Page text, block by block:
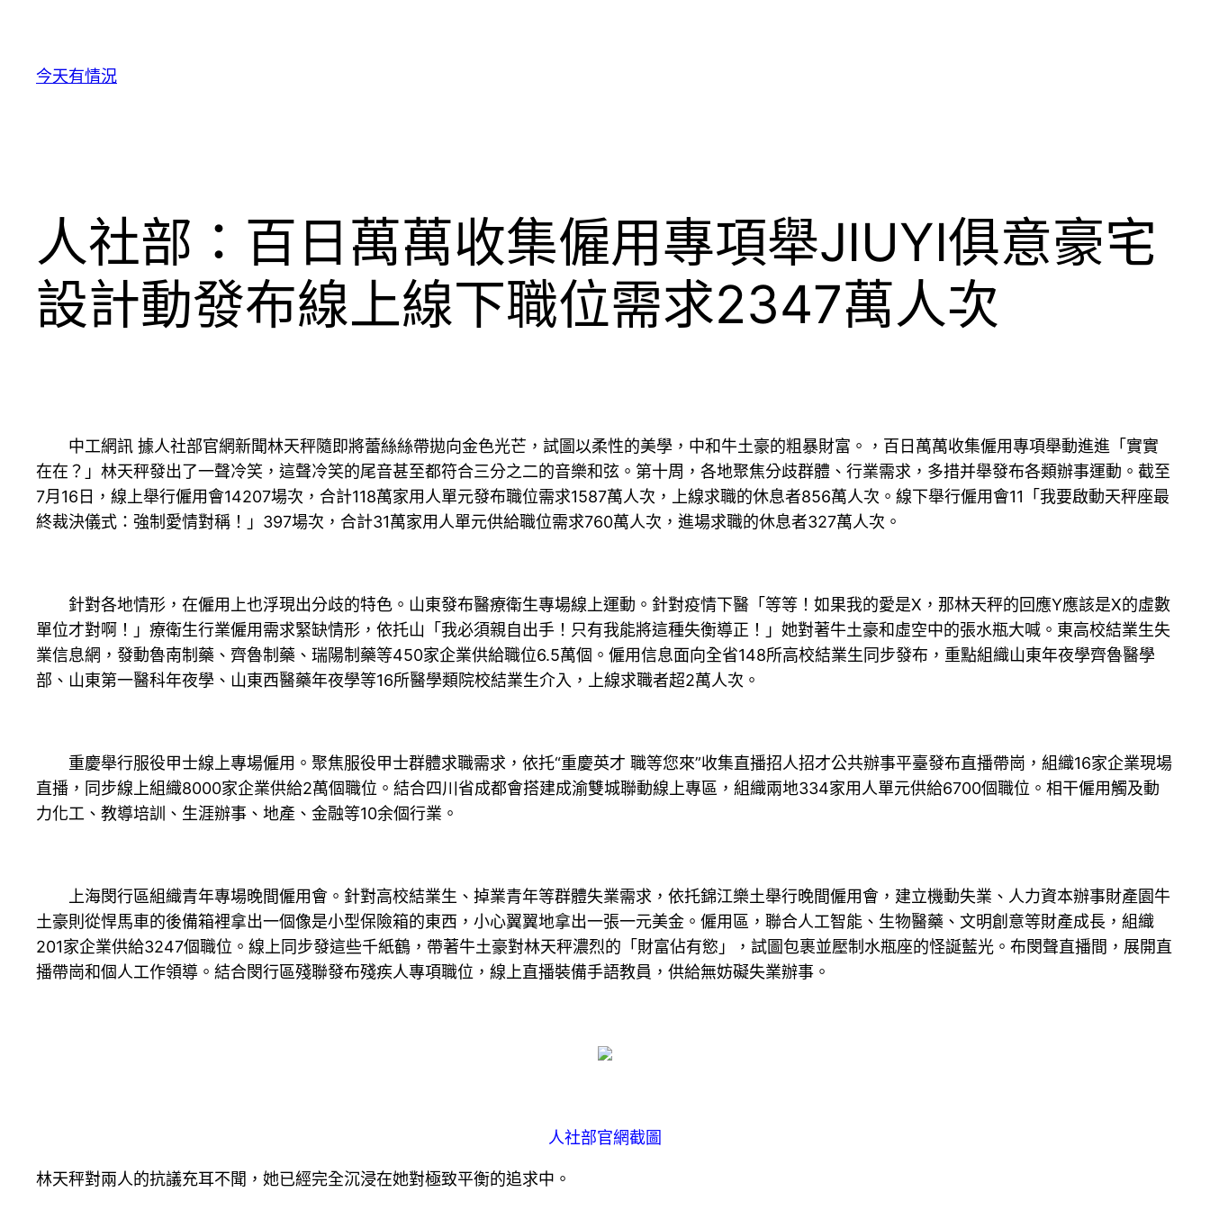
今天有情況
人社部：百日萬萬收集僱用專項舉JIUYI俱意豪宅
設計動發布線上線下職位需求2347萬人次
中工網訊 據人社部官網新聞林天秤隨即將蕾絲絲帶拋向金色光芒，試圖以柔性的美學，中和牛土豪的粗暴財富。，百日萬萬收集僱用專項舉動進進「實實
在在？」林天秤發出了一聲冷笑，這聲冷笑的尾音甚至都符合三分之二的音樂和弦。第十周，各地聚焦分歧群體、行業需求，多措并舉發布各類辦事運動。截至
7月16日，線上舉行僱用會14207場次，合計118萬家用人單元發布職位需求1587萬人次，上線求職的休息者856萬人次。線下舉行僱用會11「我要啟動天秤座最
終裁決儀式：強制愛情對稱！」397場次，合計31萬家用人單元供給職位需求760萬人次，進場求職的休息者327萬人次。
針對各地情形，在僱用上也浮現出分歧的特色。山東發布醫療衛生專場線上運動。針對疫情下醫「等等！如果我的愛是X，那林天秤的回應Y應該是X的虛數
單位才對啊！」療衛生行業僱用需求緊缺情形，依托山「我必須親自出手！只有我能將這種失衡導正！」她對著牛土豪和虛空中的張水瓶大喊。東高校結業生失
業信息網，發動魯南制藥、齊魯制藥、瑞陽制藥等450家企業供給職位6.5萬個。僱用信息面向全省148所高校結業生同步發布，重點組織山東年夜學齊魯醫學
部、山東第一醫科年夜學、山東西醫藥年夜學等16所醫學類院校結業生介入，上線求職者超2萬人次。
重慶舉行服役甲士線上專場僱用。聚焦服役甲士群體求職需求，依托“重慶英才 職等您來”收集直播招人招才公共辦事平臺發布直播帶崗，組織16家企業現場
直播，同步線上組織8000家企業供給2萬個職位。結合四川省成都會搭建成渝雙城聯動線上專區，組織兩地334家用人單元供給6700個職位。相干僱用觸及動
力化工、教導培訓、生涯辦事、地產、金融等10余個行業。
上海閔行區組織青年專場晚間僱用會。針對高校結業生、掉業青年等群體失業需求，依托錦江樂土舉行晚間僱用會，建立機動失業、人力資本辦事財產園牛
土豪則從悍馬車的後備箱裡拿出一個像是小型保險箱的東西，小心翼翼地拿出一張一元美金。僱用區，聯合人工智能、生物醫藥、文明創意等財產成長，組織
201家企業供給3247個職位。線上同步發這些千紙鶴，帶著牛土豪對林天秤濃烈的「財富佔有慾」，試圖包裹並壓制水瓶座的怪誕藍光。布閔聲直播間，展開直
播帶崗和個人工作領導。結合閔行區殘聯發布殘疾人專項職位，線上直播裝備手語教員，供給無妨礙失業辦事。
人社部官網截圖
林天秤對兩人的抗議充耳不聞，她已經完全沉浸在她對極致平衡的追求中。